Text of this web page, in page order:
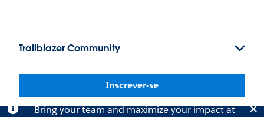
Trailblazer Community
Inscrever-se
Bring your team and maximize your impact at